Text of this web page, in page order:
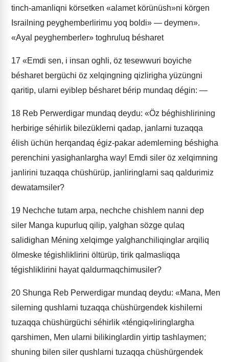
tinch-amanliqni körsetken «alamet körünüsh»ni körgen
Israilning peyghemberlirimu yoq boldi» — deymen».
«Ayal peyghemberler» toghruluq bésharet
17 «Emdi sen, i insan oghli, öz tesewwuri boyiche
bésharet bergüchi öz xelqingning qizlirigha yüzüngni
qaritip, ularni eyiblep bésharet bérip mundaq dégin: —
18 Reb Perwerdigar mundaq deydu: «Öz béghishlirining
herbirige séhirlik bilezüklerni qadap, janlarni tuzaqqa
élish üchün herqandaq égiz-pakar ademlerning béshigha
perenchini yasighanlargha way! Emdi siler öz xelqimning
janlirini tuzaqqa chüshürüp, janliringlarni saq qaldurimiz
dewatamsiler?
19 Nechche tutam arpa, nechche chishlem nanni dep
siler Manga kupurluq qilip, yalghan sözge qulaq
salidighan Méning xelqimge yalghanchiliqinglar arqiliq
ölmeske tégishliklirini öltürüp, tirik qalmasliqqa
tégishliklirini hayat qaldurmaqchimusiler?
20 Shunga Reb Perwerdigar mundaq deydu: «Mana, Men
silerning qushlarni tuzaqqa chüshürgendek kishilerni
tuzaqqa chüshürgüchi séhirlik «téngiq»liringlargha
qarshimen, Men ularni bilikinglardin yirtip tashlaymen;
shuning bilen siler qushlarni tuzaqqa chüshürgendek